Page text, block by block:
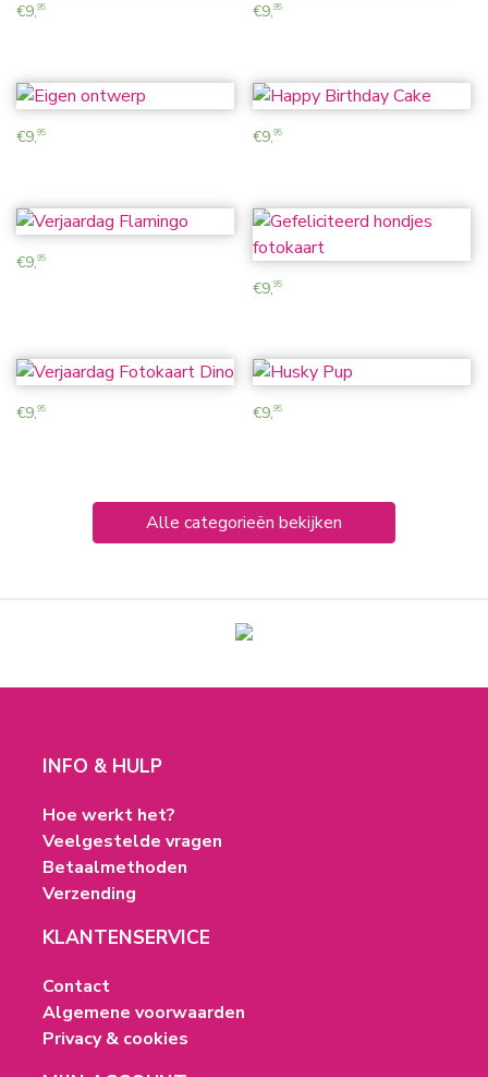
€9,95 €9,95
€9,95 €9,95
€9,95
€9,95
€9,95 €9,95
Alle categorieën bekijken
INFO & HULP
Hoe werkt het?
Veelgestelde vragen
Betaalmethoden
Verzending
KLANTENSERVICE
Contact
Algemene voorwaarden
Privacy & cookies